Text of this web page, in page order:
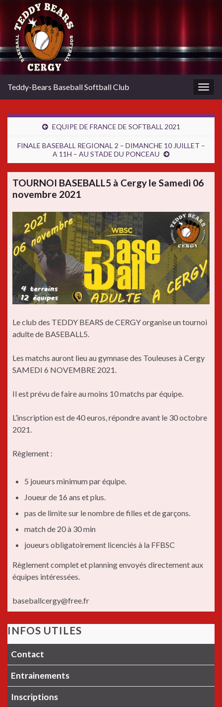
Teddy-Bears Baseball Softball Club
EQUIPE DE FRANCE DE SOFTBALL 2021
FINALE BASEBALL REGIONAL 2 – DIMANCHE 10 JUILLET –
A 11H – AU STADE DU PONCEAU
TOURNOI BASEBALL5 à Cergy le Samedi 06
novembre 2021
Le club des TEDDY BEARS de CERGY organise un tournoi
adulte de BASEBALL5.
Les matchs auront lieu au gymnase des Touleuses à Cergy
SAMEDI 6 NOVEMBRE 2021.
Il est prévu de faire au moins 10 matchs par équipe.
L’inscription est de 40 euros, répondre avant le 30 octobre
2021.
Règlement :
5 joueurs minimum par équipe.
Joueur de 16 ans et plus.
pas de limite sur le nombre de filles et de garçons.
match de 20 à 30 min
joueurs obligatoirement licenciés à la FFBSC
Règlement complet et planning envoyés directement aux
équipes intéressées.
baseballcergy@free.fr
INFOS UTILES
Contact
Entrainements
Inscriptions